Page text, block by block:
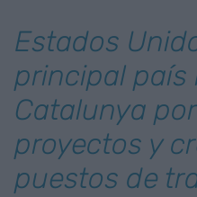
Estados
principal país
Catalunya
proyectos y
puestos de